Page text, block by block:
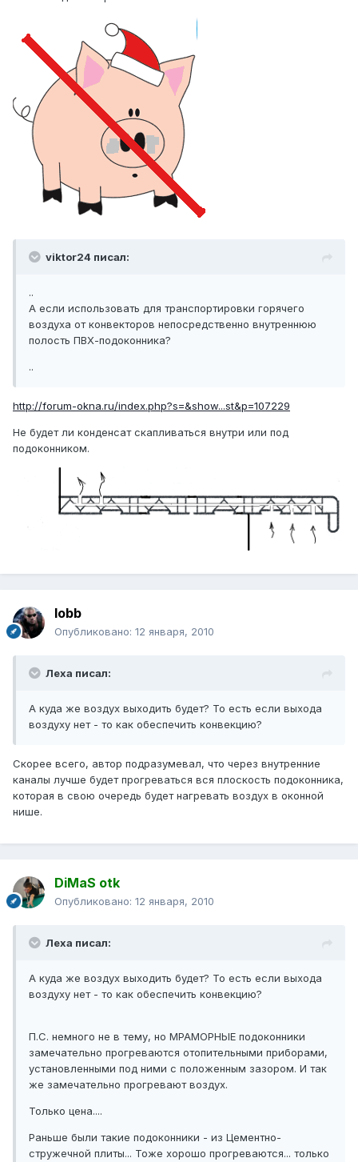
viktor24 писал:
..
А если использовать для транспортировки горячего
воздуха от конвекторов непосредственно внутреннюю
полость ПВХ-подоконника?
..
http://forum-okna.ru/index.php?s=&show...st&p=107229
Не будет ли конденсат скапливаться внутри или под
подоконником.
lobb
Опубликовано: 12 января, 2010
Леха писал:
А куда же воздух выходить будет? То есть если выхода
воздуху нет - то как обеспечить конвекцию?
Скорее всего, автор подразумевал, что через внутренние
каналы лучше будет прогреваться вся плоскость подоконника,
которая в свою очередь будет нагревать воздух в оконной
нише.
DiMaS otk
Опубликовано: 12 января, 2010
Леха писал:
А куда же воздух выходить будет? То есть если выхода
воздуху нет - то как обеспечить конвекцию?
П.С. немного не в тему, но МРАМОРНЫЕ подоконники
замечательно прогреваются отопительными приборами,
установленными под ними с положенным зазором. И так
же замечательно прогревают воздух.
Только цена....
Раньше были такие подоконники - из Цементно-
стружечной плиты... Тоже хорошо прогреваются... только